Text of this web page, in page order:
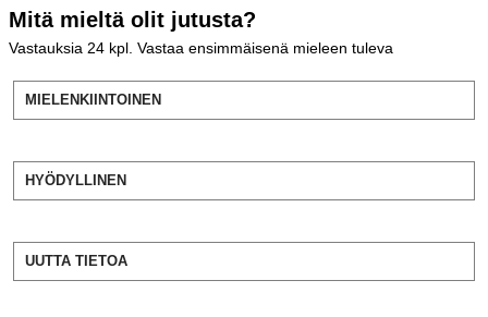
Mitä mieltä olit jutusta?
Vastauksia 24 kpl. Vastaa ensimmäisenä mieleen tuleva
MIELENKIINTOINEN
HYÖDYLLINEN
UUTTA TIETOA